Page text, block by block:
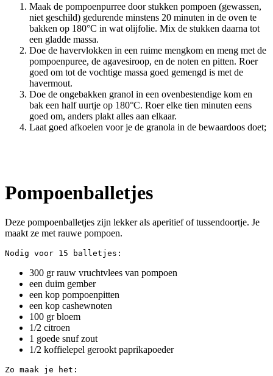
Maak de pompoenpurree door stukken pompoen (gewassen,
niet geschild) gedurende minstens 20 minuten in de oven te
bakken op 180°C in wat olijfolie. Mix de stukken daarna tot
een gladde massa.
Doe de havervlokken in een ruime mengkom en meng met de
pompoenpuree, de agavesiroop, en de noten en pitten. Roer
goed om tot de vochtige massa goed gemengd is met de
havermout.
Doe de ongebakken granol in een ovenbestendige kom en
bak een half uurtje op 180°C. Roer elke tien minuten eens
goed om, anders plakt alles aan elkaar.
Laat goed afkoelen voor je de granola in de bewaardoos doet;
Pompoenballetjes
Deze pompoenballetjes zijn lekker als aperitief of tussendoortje. Je
maakt ze met rauwe pompoen.
Nodig voor 15 balletjes:
300 gr rauw vruchtvlees van pompoen
een duim gember
een kop pompoenpitten
een kop cashewnoten
100 gr bloem
1/2 citroen
1 goede snuf zout
1/2 koffielepel gerookt paprikapoeder
Zo maak je het: